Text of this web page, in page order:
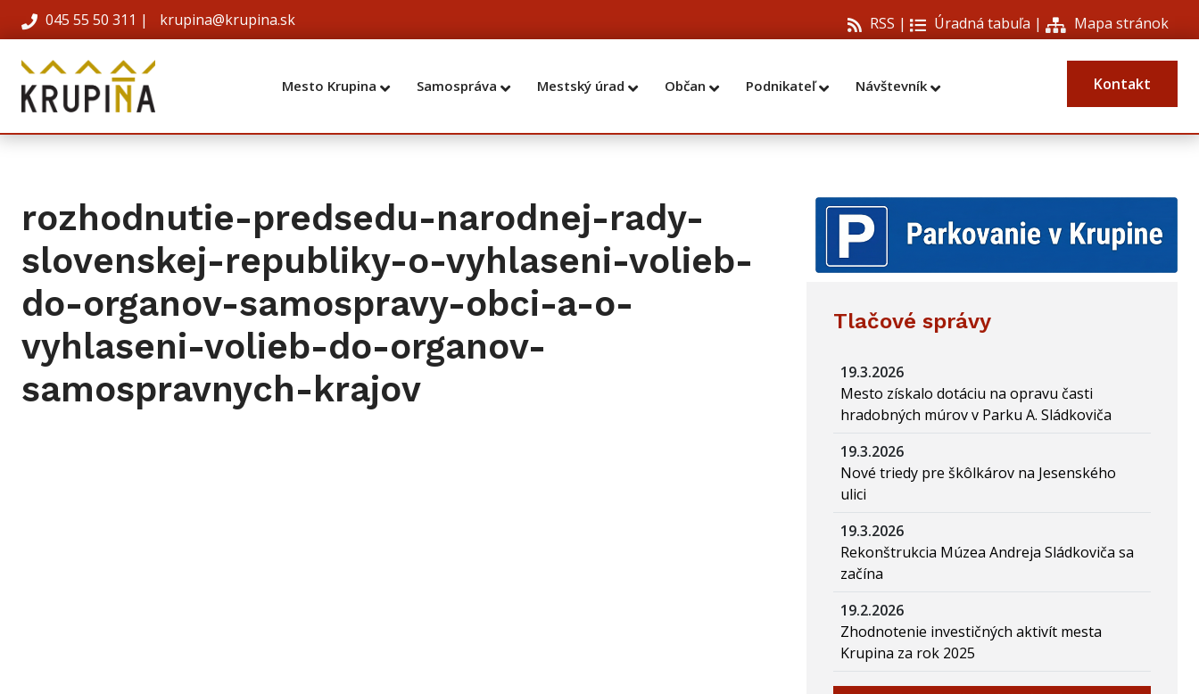
045 55 50 311 | krupina@krupina.sk RSS | Úradná tabuľa | Mapa stránok
Mesto Krupina Samospráva Mestský úrad Občan Podnikateľ Návštevník Kontakt
rozhodnutie-predsedu-narodnej-rady-
slovenskej-republiky-o-vyhlaseni-volieb-
do-organov-samospravy-obci-a-o-
vyhlaseni-volieb-do-organov-
samospravnych-krajov
Tlačové správy
19.3.2026
Mesto získalo dotáciu na opravu časti
hradobných múrov v Parku A. Sládkoviča
19.3.2026
Nové triedy pre škôlkárov na Jesenského
ulici
19.3.2026
Rekonštrukcia Múzea Andreja Sládkoviča sa
začína
19.2.2026
Zhodnotenie investičných aktivít mesta
Krupina za rok 2025